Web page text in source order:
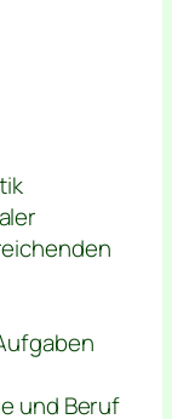
und Beruf